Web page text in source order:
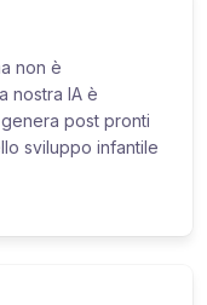
non è
nostra IA è
post pronti
sviluppo infantile